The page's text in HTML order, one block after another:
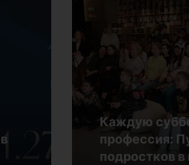
23 сентября
Южного Урала
выставочный
лазурь.
искусстве»
Подробнее
Каждую
профессия:
подростков